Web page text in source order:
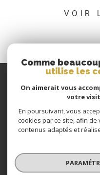
VOIR
9 RUE
© 2026 | Tous droits
Comme
utilise les
On aimerait vous
votre
En poursuivant, vous
cookies par ce site, afin
contenus adaptés et